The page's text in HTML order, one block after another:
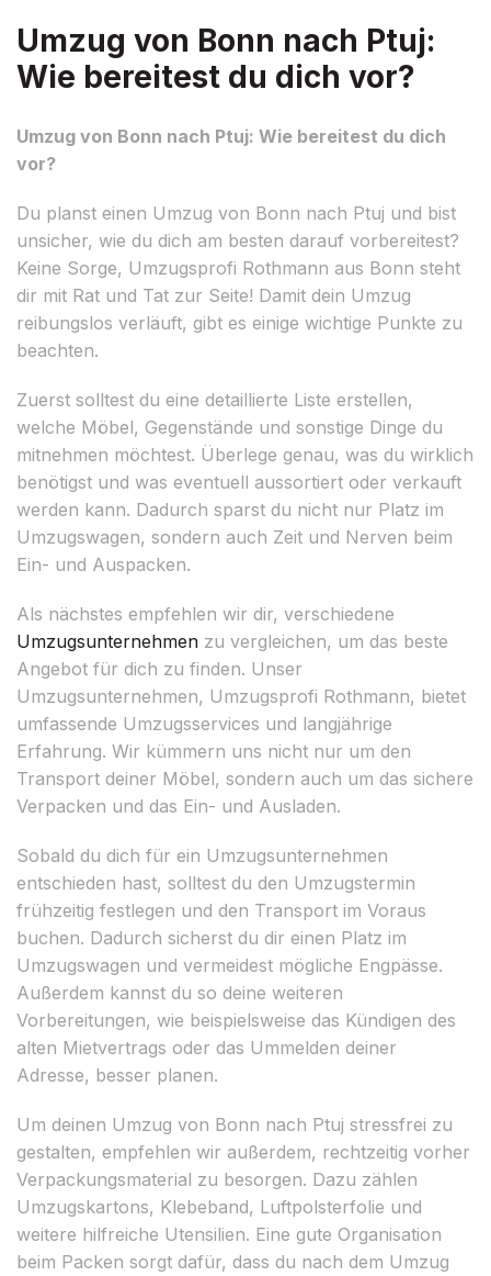
Umzug von Bonn nach Ptuj:
Wie bereitest du dich vor?
Umzug von Bonn nach Ptuj: Wie bereitest du dich
vor?
Du planst einen Umzug von Bonn nach Ptuj und bist
unsicher, wie du dich am besten darauf vorbereitest?
Keine Sorge, Umzugsprofi Rothmann aus Bonn steht
dir mit Rat und Tat zur Seite! Damit dein Umzug
reibungslos verläuft, gibt es einige wichtige Punkte zu
beachten.
Zuerst solltest du eine detaillierte Liste erstellen,
welche Möbel, Gegenstände und sonstige Dinge du
mitnehmen möchtest. Überlege genau, was du wirklich
benötigst und was eventuell aussortiert oder verkauft
werden kann. Dadurch sparst du nicht nur Platz im
Umzugswagen, sondern auch Zeit und Nerven beim
Ein- und Auspacken.
Als nächstes empfehlen wir dir, verschiedene
Umzugsunternehmen zu vergleichen, um das beste
Angebot für dich zu finden. Unser
Umzugsunternehmen, Umzugsprofi Rothmann, bietet
umfassende Umzugsservices und langjährige
Erfahrung. Wir kümmern uns nicht nur um den
Transport deiner Möbel, sondern auch um das sichere
Verpacken und das Ein- und Ausladen.
Sobald du dich für ein Umzugsunternehmen
entschieden hast, solltest du den Umzugstermin
frühzeitig festlegen und den Transport im Voraus
buchen. Dadurch sicherst du dir einen Platz im
Umzugswagen und vermeidest mögliche Engpässe.
Außerdem kannst du so deine weiteren
Vorbereitungen, wie beispielsweise das Kündigen des
alten Mietvertrags oder das Ummelden deiner
Adresse, besser planen.
Um deinen Umzug von Bonn nach Ptuj stressfrei zu
gestalten, empfehlen wir außerdem, rechtzeitig vorher
Verpackungsmaterial zu besorgen. Dazu zählen
Umzugskartons, Klebeband, Luftpolsterfolie und
weitere hilfreiche Utensilien. Eine gute Organisation
beim Packen sorgt dafür, dass du nach dem Umzug